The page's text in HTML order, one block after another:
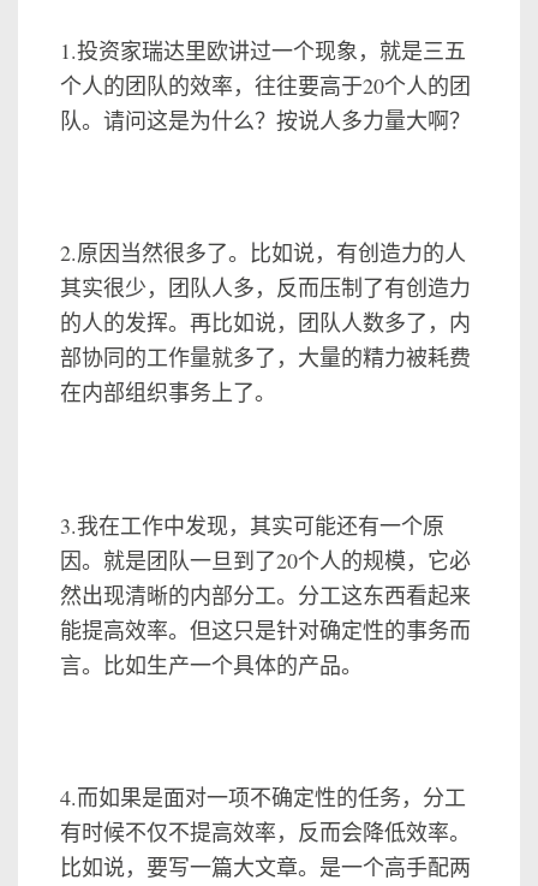
1.投资家瑞达里欧讲过一个现象，就是三五
个人的团队的效率，往往要高于20个人的团
队。请问这是为什么？按说人多力量大啊？
2.原因当然很多了。比如说，有创造力的人
其实很少，团队人多，反而压制了有创造力
的人的发挥。再比如说，团队人数多了，内
部协同的工作量就多了，大量的精力被耗费
在内部组织事务上了。
3.我在工作中发现，其实可能还有一个原
因。就是团队一旦到了20个人的规模，它必
然出现清晰的内部分工。分工这东西看起来
能提高效率。但这只是针对确定性的事务而
言。比如生产一个具体的产品。
4.而如果是面对一项不确定性的任务，分工
有时候不仅不提高效率，反而会降低效率。
比如说，要写一篇大文章。是一个高手配两